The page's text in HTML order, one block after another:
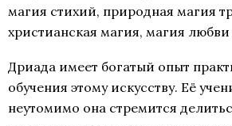
магия стихий, природная магия
христианская магия, магия
Дриада имеет богатый опыт
обучения этому искусству. Её
неутомимо она стремится